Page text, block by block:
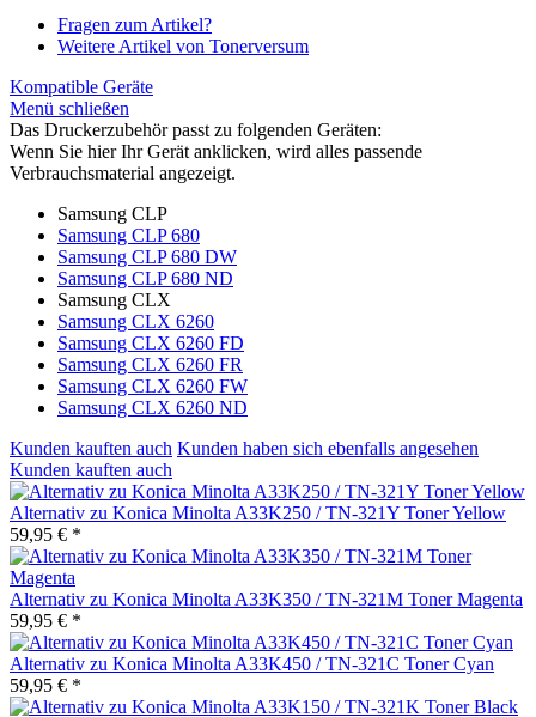
Fragen zum Artikel?
Weitere Artikel von Tonerversum
Kompatible Geräte
Menü schließen
Das Druckerzubehör passt zu folgenden Geräten:
Wenn Sie hier Ihr Gerät anklicken, wird alles passende
Verbrauchsmaterial angezeigt.
Samsung CLP
Samsung CLP 680
Samsung CLP 680 DW
Samsung CLP 680 ND
Samsung CLX
Samsung CLX 6260
Samsung CLX 6260 FD
Samsung CLX 6260 FR
Samsung CLX 6260 FW
Samsung CLX 6260 ND
Kunden kauften auch Kunden haben sich ebenfalls angesehen
Kunden kauften auch
Alternativ zu Konica Minolta A33K250 / TN-321Y Toner Yellow
59,95 € *
Alternativ zu Konica Minolta A33K350 / TN-321M Toner Magenta
59,95 € *
Alternativ zu Konica Minolta A33K450 / TN-321C Toner Cyan
59,95 € *